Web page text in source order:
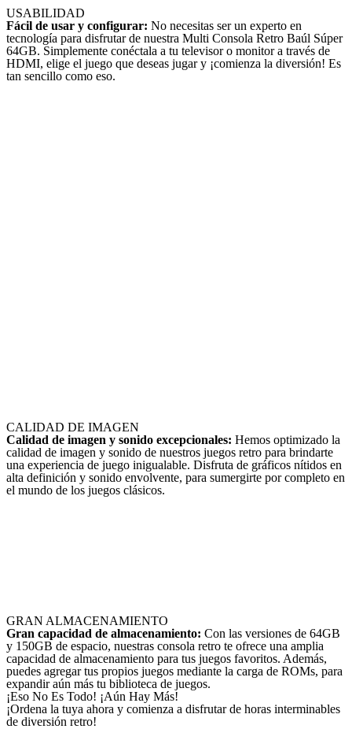
USABILIDAD
Fácil de usar y configurar: No necesitas ser un experto en
tecnología para disfrutar de nuestra Multi Consola Retro Baúl Súper
64GB. Simplemente conéctala a tu televisor o monitor a través de
HDMI, elige el juego que deseas jugar y ¡comienza la diversión! Es
tan sencillo como eso.
CALIDAD DE IMAGEN
Calidad de imagen y sonido excepcionales: Hemos optimizado la
calidad de imagen y sonido de nuestros juegos retro para brindarte
una experiencia de juego inigualable. Disfruta de gráficos nítidos en
alta definición y sonido envolvente, para sumergirte por completo en
el mundo de los juegos clásicos.
GRAN ALMACENAMIENTO
Gran capacidad de almacenamiento: Con las versiones de 64GB
y 150GB de espacio, nuestras consola retro te ofrece una amplia
capacidad de almacenamiento para tus juegos favoritos. Además,
puedes agregar tus propios juegos mediante la carga de ROMs, para
expandir aún más tu biblioteca de juegos.
¡Eso No Es Todo! ¡Aún Hay Más!
¡Ordena la tuya ahora y comienza a disfrutar de horas interminables
de diversión retro!